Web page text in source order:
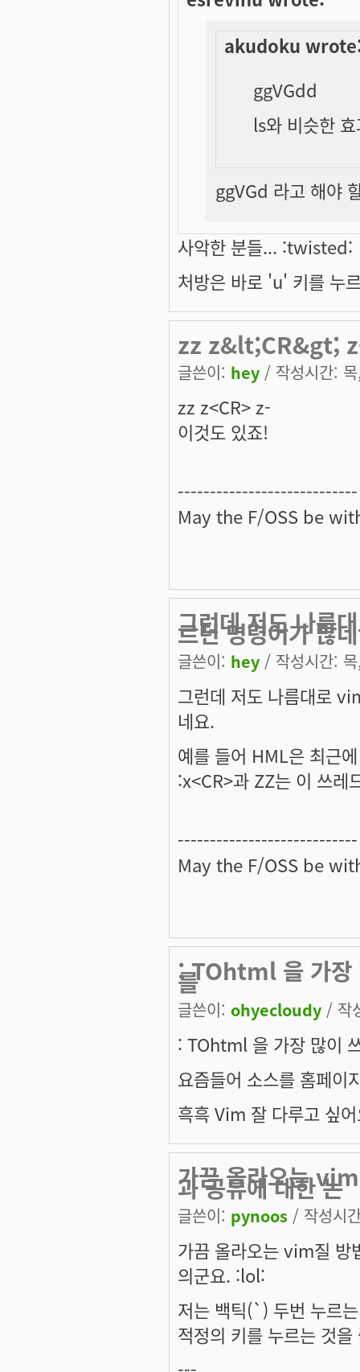
akudoku
ggVGdd
ls와 비슷한
ggVGd 라고 해야
사악한 분들... :twisted:
처방은 바로 'u' 키를 누
zz z&lt;CR&gt;
글쓴이: hey / 작성시간:
zz z<CR> z-
이것도 있죠!
----------------------------
May the F/OSS be
그런데 저도 나름
르던 명령어가 많네
글쓴이: hey / 작성시간:
그런데 저도 나름대로
네요.
예를 들어 HML은 최근
:x<CR>과 ZZ는 이 쓰레
----------------------------
May the F/OSS be
: TOhtml 을 가장
를
글쓴이: ohyecloudy / 작
: TOhtml 을 가장 많이
요즘들어 소스를 홈페이
흑흑 Vim 잘 다루고 싶
가끔 올라오는
과 공유에 대한 논
글쓴이: pynoos / 작성시
가끔 올라오는 vim질 방
의군요. :lol:
저는 백틱(`) 두번 누르
적정의 키를 누르는 것